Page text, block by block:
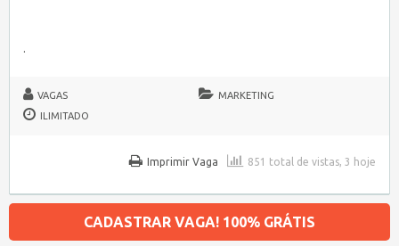
.
VAGAS
MARKETING
ILIMITADO
851 total de vistas, 3 hoje
Imprimir Vaga
CADASTRAR VAGA! 100% GRÁTIS